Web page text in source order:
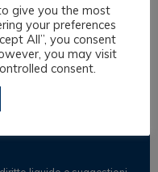
give you the most
your preferences
All”, you consent
you may visit
consent.